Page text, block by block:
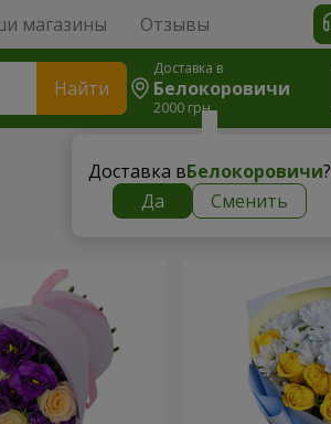
магазины Отзывы
Найти
Доставка в
Белокоровичи
2000 грн
Доставка вБелокоровичи?
Да
Сменить